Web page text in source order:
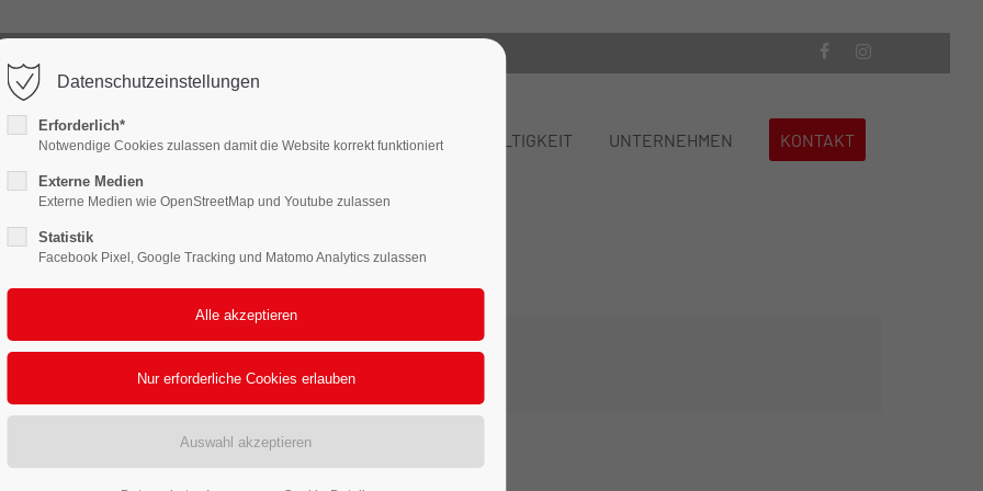
dolor sit amet:
/ 365days
support for our customers
8:00am - 5:00pm(GMT +1)
Cybersteel Inc.
San Francisco, CA 94102
Have any questions?
+44 1234 567 890
info@yourdomain.com
Lorem ipsum dolor sit amet,
38 3
LEISTUNGEN FERTIGUNG & LOGISTIK NACHHALTIGKEIT UNTERNEHMEN KONTAKT
Effizient transportieren
Datenschutzeinstellungen
Erforderlich*
Notwendige Cookies zulassen damit die Website korrekt funktioniert
Externe Medien
Externe Medien wie OpenStreetMap und Youtube zulassen
Statistik
Facebook Pixel, Google Tracking und Matomo Analytics zulassen